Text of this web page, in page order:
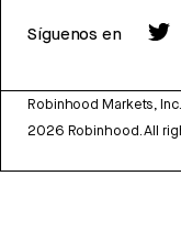
Síguenos en
Robinhood Markets,
2026 Robinhood. All